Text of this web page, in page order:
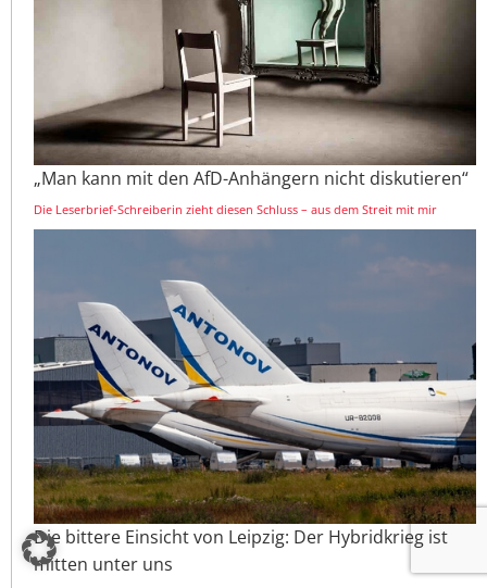
„Man kann mit den AfD-Anhängern nicht diskutieren“
Die Leserbrief-Schreiberin zieht diesen Schluss – aus dem Streit mit mir
Die bittere Einsicht von Leipzig: Der Hybridkrieg ist
mitten unter uns